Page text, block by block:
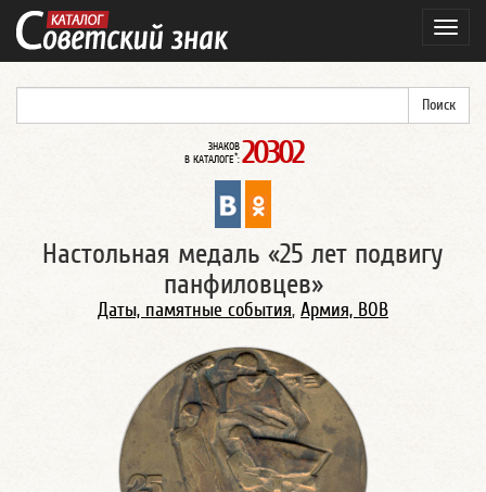
ЗНАКОВ
В КАТАЛОГЕ*: 20302
Настольная медаль «25 лет подвигу
панфиловцев»
Даты, памятные события, Армия, ВОВ